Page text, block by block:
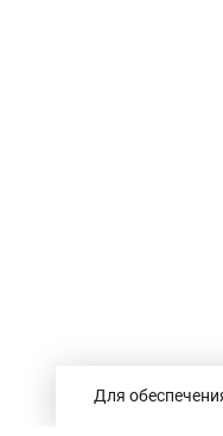
Для